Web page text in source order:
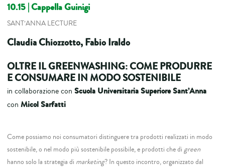
10.15 | Cappella Guinigi
SANT’ANNA LECTURE
Claudia Chiozzotto, Fabio Iraldo
OLTRE IL GREENWASHING: COME PRODURRE
E CONSUMARE IN MODO SOSTENIBILE
in collaborazione conScuola Universitaria Superiore Sant’Anna
conMicol Sarfatti
Come possiamo noi consumatori distinguere tra prodotti realizzati in modo
sostenibile, o nel modo più sostenibile possibile, e prodotti che digreen
hanno solo la strategia di marketing? In questo incontro, organizzato dal